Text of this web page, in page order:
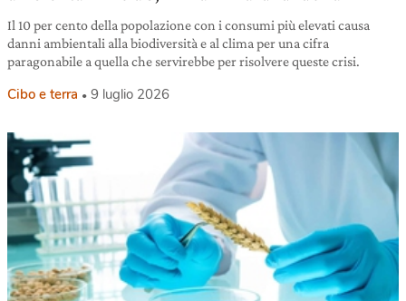
Il 10 per cento della popolazione con i consumi più elevati causa
danni ambientali alla biodiversità e al clima per una cifra
paragonabile a quella che servirebbe per risolvere queste crisi.
Cibo e terra 9 luglio 2026